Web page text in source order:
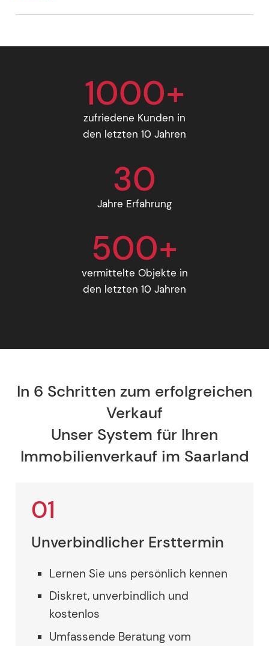
1000+
zufriedene Kunden in
den letzten 10 Jahren
30
Jahre Erfahrung
500+
vermittelte Objekte in
den letzten 10 Jahren
In 6 Schritten zum erfolgreichen
Verkauf
Unser System für Ihren
Immobilienverkauf im Saarland
01
Unverbindlicher Ersttermin
Lernen Sie uns persönlich kennen
Diskret, unverbindlich und
kostenlos
Umfassende Beratung vom